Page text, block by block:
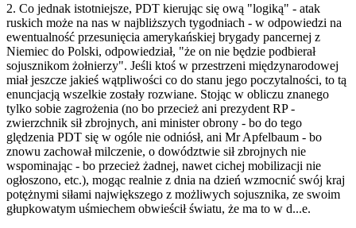
2. Co jednak istotniejsze, PDT kierując się ową "logiką" - atak
ruskich może na nas w najbliższych tygodniach - w odpowiedzi na
ewentualność przesunięcia amerykańskiej brygady pancernej z
Niemiec do Polski, odpowiedział, "że on nie będzie podbierał
sojusznikom żołnierzy". Jeśli ktoś w przestrzeni międzynarodowej
miał jeszcze jakieś wątpliwości co do stanu jego poczytalności, to tą
enuncjacją wszelkie zostały rozwiane. Stojąc w obliczu znanego
tylko sobie zagrożenia (no bo przecież ani prezydent RP -
zwierzchnik sił zbrojnych, ani minister obrony - bo do tego
ględzenia PDT się w ogóle nie odniósł, ani Mr Apfelbaum - bo
znowu zachował milczenie, o dowództwie sił zbrojnych nie
wspominając - bo przecież żadnej, nawet cichej mobilizacji nie
ogłoszono, etc.), mogąc realnie z dnia na dzień wzmocnić swój kraj
potężnymi siłami największego z możliwych sojusznika, ze swoim
głupkowatym uśmiechem obwieścił światu, że ma to w d...e.